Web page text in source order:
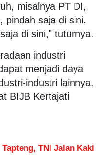
misalnya PT DI,
pindah saja di sini.
di sini," tuturnya.
industri
menjadi daya
industri lainnya.
BIJB Kertajati
TNI Jalan Kaki